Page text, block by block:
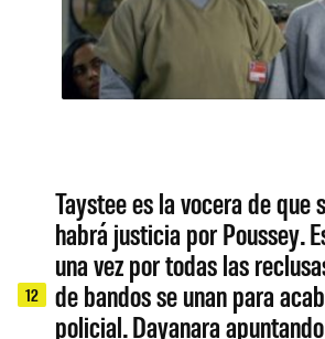
12
Taystee es la vocera de que
habrá justicia por Poussey.
una vez por todas las
de bandos se unan para
policial. Dayanara